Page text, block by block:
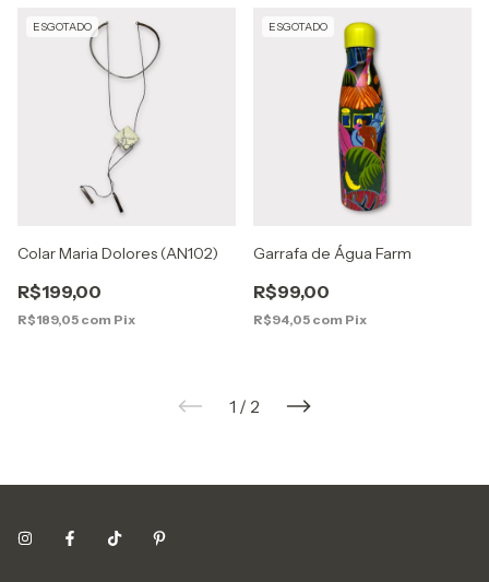
ESGOTADO
Colar Maria Dolores (AN102)
R$199,00
R$189,05 com Pix
ESGOTADO
Garrafa de Água Farm
R$99,00
R$94,05 com Pix
1 / 2